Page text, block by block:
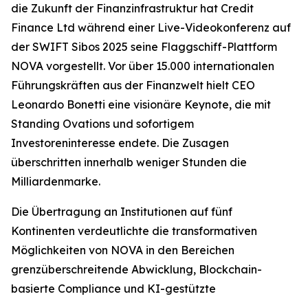
die Zukunft der Finanzinfrastruktur hat Credit
Finance Ltd während einer Live-Videokonferenz auf
der SWIFT Sibos 2025 seine Flaggschiff-Plattform
NOVA vorgestellt. Vor über 15.000 internationalen
Führungskräften aus der Finanzwelt hielt CEO
Leonardo Bonetti eine visionäre Keynote, die mit
Standing Ovations und sofortigem
Investoreninteresse endete. Die Zusagen
überschritten innerhalb weniger Stunden die
Milliardenmarke.
Die Übertragung an Institutionen auf fünf
Kontinenten verdeutlichte die transformativen
Möglichkeiten von NOVA in den Bereichen
grenzüberschreitende Abwicklung, Blockchain-
basierte Compliance und KI-gestützte